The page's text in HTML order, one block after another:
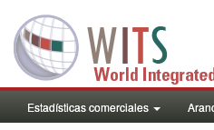
Estadísticas comerciales